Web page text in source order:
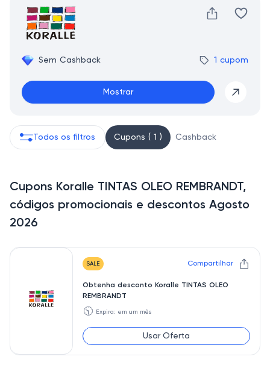
Sem Cashback 1 cupom
Mostrar
Todos os filtros Cupons ( 1 ) Cashback
Cupons Koralle TINTAS OLEO REMBRANDT,
códigos promocionais e descontos Agosto
2026
SALE Compartilhar
Obtenha desconto Koralle TINTAS OLEO
REMBRANDT
🕥 Expira: em um mês
Usar Oferta